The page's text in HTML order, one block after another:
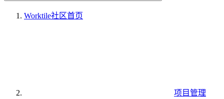
Worktile社区首页
项目管理